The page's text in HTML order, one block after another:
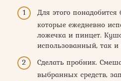
Для этого понадобится
которые ежедневно
ложечка и пинцет.
использованный, так
Сделать пробник.
выбранных средств,